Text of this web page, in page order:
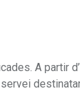
A partir